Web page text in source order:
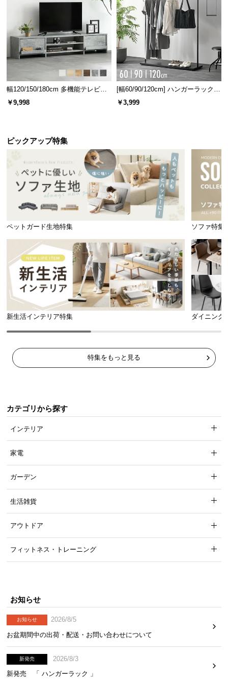
幅120/150/180cm 多機能テレビボ
ード 木目/石目調 オープン収納・
￥9,998
[幅60/90/120cm] ハンガーラック
スチール 4段階高さ調節 サイドフ
￥3,999
ピックアップ特集
ペットガード生地特集 ソファ特集
新生活インテリア特集 ダイニング
特集をもっと見る
カテゴリから探す
インテリア
家電
ガーデン
生活雑貨
アウトドア
フィットネス・トレーニング
お知らせ
お知らせ
2026/8/5
お盆期間中の出荷・配送・お問い合わせについて
新発売
2026/8/3
新発売 「 ハンガーラック 」